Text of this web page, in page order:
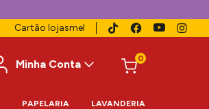
Cartão lojasmel
Minha Conta 0
PAPELARIA LAVANDERIA